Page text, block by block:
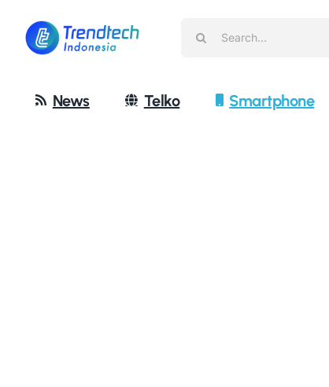
content
News Telko Smartphone